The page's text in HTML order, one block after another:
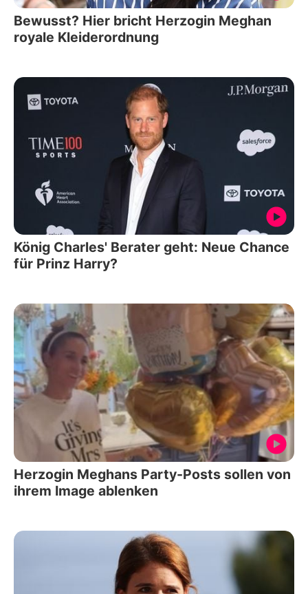
Bewusst? Hier bricht Herzogin Meghan
royale Kleiderordnung
König Charles' Berater geht: Neue Chance
für Prinz Harry?
Herzogin Meghans Party-Posts sollen von
ihrem Image ablenken